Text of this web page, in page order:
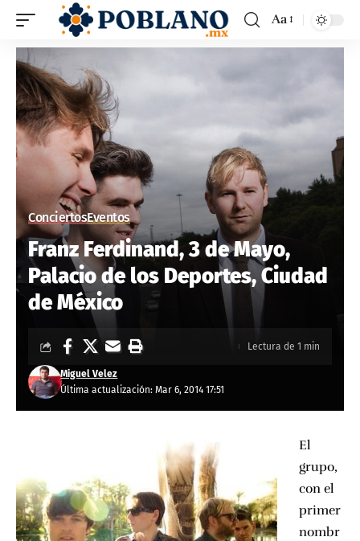
Aa
ConciertosEventos
Franz Ferdinand, 3 de Mayo,
Palacio de los Deportes, Ciudad
de México
Última actualización: Mar 6, 2014 17:51
Miguel Velez
Lectura de 1 min
El
grupo,
con el
primer
nombr